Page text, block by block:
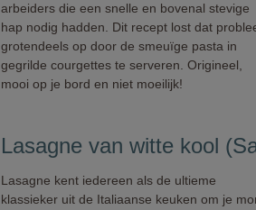
arbeiders die een snelle en bovenal stevige
hap nodig hadden. Dit recept lost dat
grotendeels op door de smeuïge pasta in
gegrilde courgettes te serveren. Origineel,
mooi op je bord en niet moeilijk!
Lasagne van witte kool
Lasagne kent iedereen als de ultieme
klassieker uit de Italiaanse keuken om je